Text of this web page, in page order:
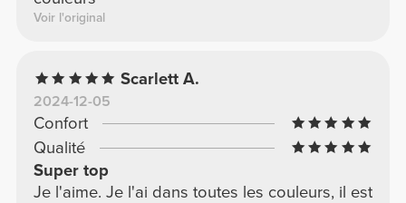
Voir l'original
Scarlett A.
2024-12-05
Confort
Qualité
Super top
Je l'aime. Je l'ai dans toutes les couleurs, il est